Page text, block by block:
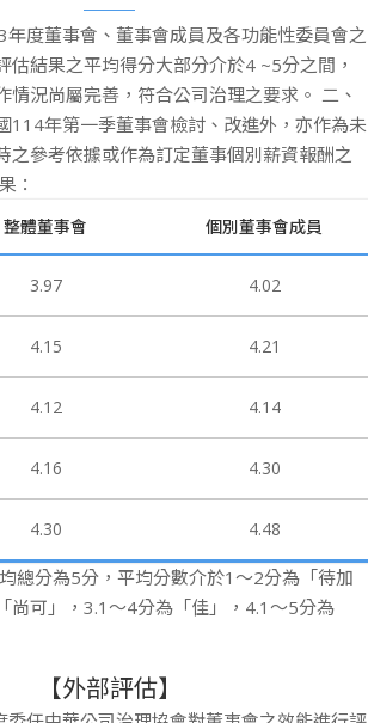
度董事會、董事會成員及各功能性委員會之
估結果之平均得分大部分介於4 ~5分之間，
情況尚屬完善，符合公司治理之要求。 二、
114年第一季董事會檢討、改進外，亦作為未
之參考依據或作為訂定董事個別薪資報酬之
：
整體董事會 個別董事會成員
3.97 4.02
4.15 4.21
4.12 4.14
4.16 4.30
4.30 4.48
總分為5分，平均分數介於1～2分為「待加
尚可」，3.1～4分為「佳」，4.1～5分為
【外部評估】